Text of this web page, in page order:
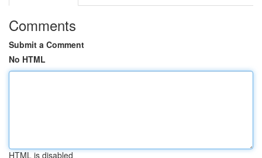
Comments
Submit a Comment
No HTML
HTML is disabled